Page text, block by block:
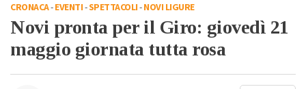
CRONACA-EVENTI-SPETTACOLI-NOVI LIGURE
Novi pronta per il Giro: giovedì 21
maggio giornata tutta rosa